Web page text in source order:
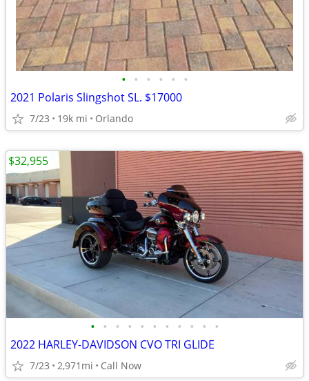
• • • • • •
2021 Polaris Slingshot SL. $17000
7/23 19k mi Orlando
• • • • • • • • • • •
2022 HARLEY-DAVIDSON CVO TRI GLIDE
7/23 2,971mi Call Now
$32,955